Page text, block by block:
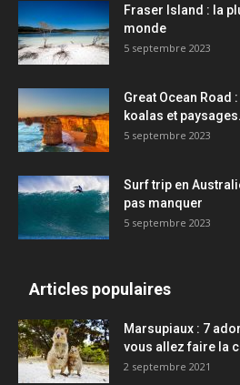
Fraser Island : la
monde
5 septembre 2023
Great Ocean Road
koalas et
5 septembre 2023
Surf trip en
pas manquer
5 septembre 2023
Articles populaires
Marsupiaux : 7
vous allez faire la
2 septembre 2021